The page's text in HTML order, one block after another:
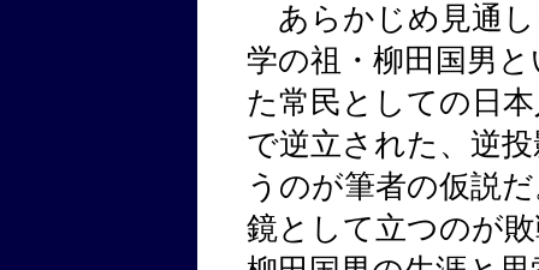
あらかじめ見通し
学の祖・柳田国男
た常民としての日
で逆立された、逆
うのが筆者の仮説
鏡として立つのが